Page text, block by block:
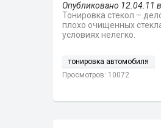
Опубликовано 12.04.11
Тонировка стекол –
плохо очищенных
условиях нелегко.
тонировка автомобиля
Просмотров: 10072